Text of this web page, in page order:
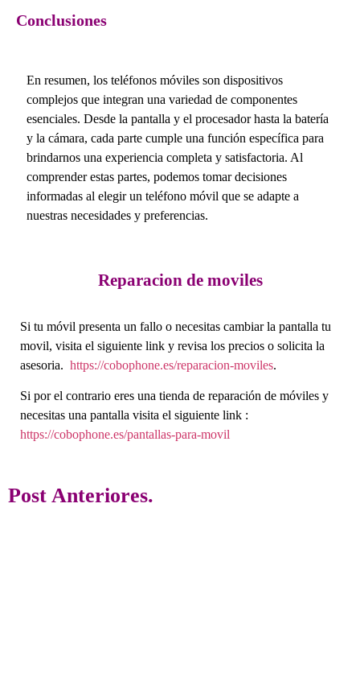
Conclusiones
En resumen, los teléfonos móviles son dispositivos
complejos que integran una variedad de componentes
esenciales. Desde la pantalla y el procesador hasta la batería
y la cámara, cada parte cumple una función específica para
brindarnos una experiencia completa y satisfactoria. Al
comprender estas partes, podemos tomar decisiones
informadas al elegir un teléfono móvil que se adapte a
nuestras necesidades y preferencias.
Reparacion de moviles
Si tu móvil presenta un fallo o necesitas cambiar la pantalla tu
movil, visita el siguiente link y revisa los precios o solicita la
asesoria. https://cobophone.es/reparacion-moviles.
Si por el contrario eres una tienda de reparación de móviles y
necesitas una pantalla visita el siguiente link :
https://cobophone.es/pantallas-para-movil
Post Anteriores.